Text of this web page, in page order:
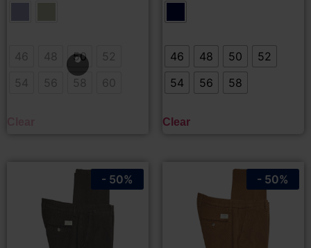
46 48 50
52
54
56 58 60
46 48 50
52
54
56 58
Clear
- 50% - 50%